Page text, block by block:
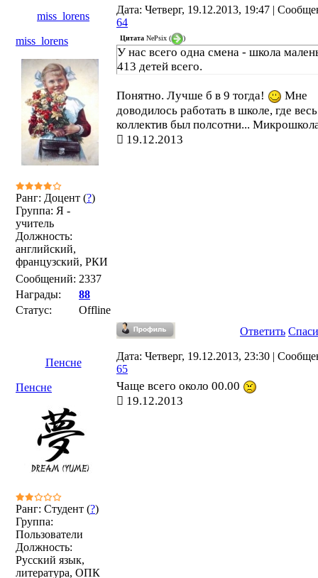
miss_lorens
Дата: Четверг, 19.12.2013, 19:47 |
64
miss_lorens
Ранг: Доцент (?)
Группа: Я -
учитель
Должность:
английский,
французский, РКИ
Сообщений: 2337
Награды:
88
Статус:
Offline
Цитата NePsix ( )
У нас всего одна смена - школа
413 детей всего.
Понятно. Лучше б в 9 тогда!
Мне
доводилось работать в школе, где весь
коллектив был полсотни...
19.12.2013
Ответить
Пенсне
Дата: Четверг, 19.12.2013, 23:30 |
65
Пенсне
Ранг: Студент (?)
Группа:
Пользователи
Должность:
Русский язык,
литература, ОПК
Чаще всего около 00.00
19.12.2013